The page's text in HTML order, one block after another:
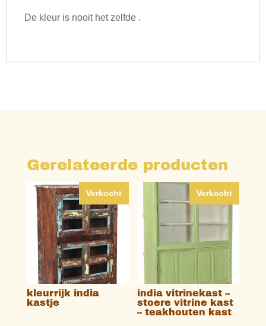
De kleur is nooit het zelfde .
Gerelateerde producten
Verkocht
kleurrijk india
kastje
Verkocht
india vitrinekast –
stoere vitrine kast
– teakhouten kast